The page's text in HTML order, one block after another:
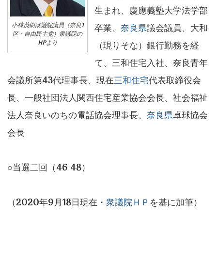
小林茂樹衆議院議員（奈良1
区・自由民主党）衆議院の
HPより
生まれ、慶應義塾大学法学部
卒業、 奈良県議会議員、大和
（現りそな）銀行勤務を経
て、三和住宅入社、奈良青年
会議所第43代理事長、現在三和住宅代表取締役会
長、一般社団法人関西住宅産業協会会長、社会福祉
法人奈良いのちの電話協会理事長、 奈良県卓球協会
会長
○当選二回（46 48）
（2020年9月18日現在・ 衆議院ＨＰ を基に加筆）